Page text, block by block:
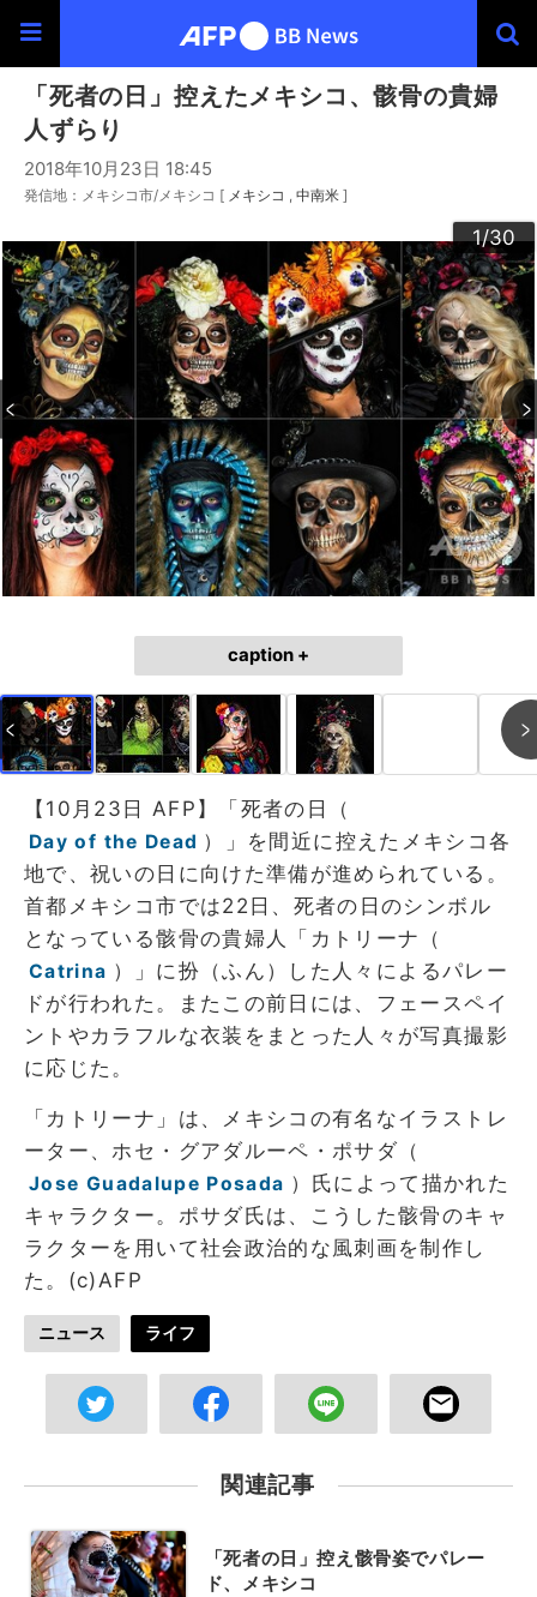
「死者の日」控えたメキシコ、骸骨の貴婦
人ずらり
2018年10月23日 18:45
発信地：メキシコ市/メキシコ [ メキシコ 中南米 ]
1/30
2/30
3/30
4/30
5/30
6/30
7/30
8/30
9/30
10/30
11/30
12/30
13/30
14/30
15/30
16/30
17/30
18/30
19/30
20/30
21/30
22/30
23/30
24/30
25/30
26/30
27/30
28/30
29/30
30/30
caption +
【10月23日 AFP】「死者の日（
Day of the Dead ）」を間近に控えたメキシコ各
地で、祝いの日に向けた準備が進められている。
首都メキシコ市では22日、死者の日のシンボル
となっている骸骨の貴婦人「カトリーナ（
Catrina ）」に扮（ふん）した人々によるパレー
ドが行われた。またこの前日には、フェースペイ
ントやカラフルな衣装をまとった人々が写真撮影
に応じた。
「カトリーナ」は、メキシコの有名なイラストレ
ーター、ホセ・グアダルーペ・ポサダ（
Jose Guadalupe Posada ）氏によって描かれた
キャラクター。ポサダ氏は、こうした骸骨のキャ
ラクターを用いて社会政治的な風刺画を制作し
た。(c)AFP
ニュース ライフ
関連記事
「死者の日」控え骸骨姿でパレー
ド、メキシコ